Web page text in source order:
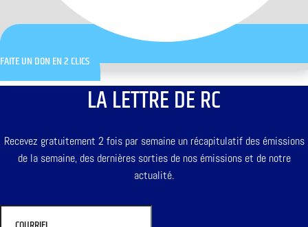
FAITE UN DON EN 2 CLICS
LA LETTRE DE RC
Recevez gratuitement 2 fois par semaine un récapitulatif des émissions
de la semaine, des dernières sorties de nos émissions et de notre
actualité.